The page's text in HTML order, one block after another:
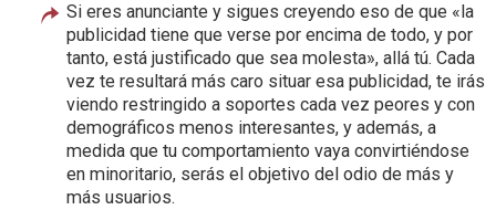
Si eres anunciante y sigues creyendo eso de que «la
publicidad tiene que verse por encima de todo, y por
tanto, está justificado que sea molesta», allá tú. Cada
vez te resultará más caro situar esa publicidad, te irás
viendo restringido a soportes cada vez peores y con
demográficos menos interesantes, y además, a
medida que tu comportamiento vaya convirtiéndose
en minoritario, serás el objetivo del odio de más y
más usuarios.